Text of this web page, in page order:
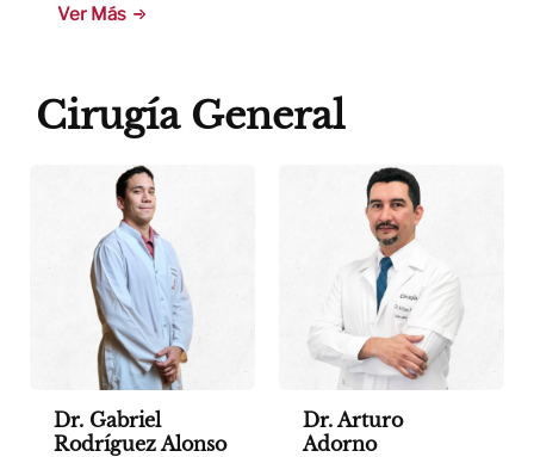
Ver Más
Cirugía General
Dr. Gabriel
Rodríguez Alonso
Dr. Arturo
Adorno